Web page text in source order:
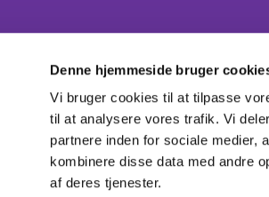
Denne hjemmeside bruger
Vi bruger cookies til at tilpasse
til at analysere vores trafik. Vi
partnere inden for sociale medier,
kombinere disse data med andre
af deres tjenester.